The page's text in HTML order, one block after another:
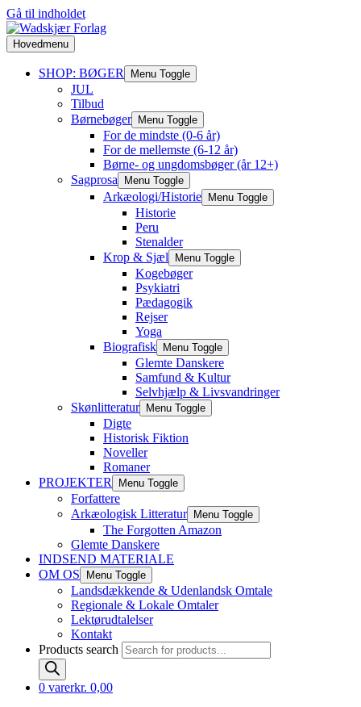
Gå til indholdet
Hovedmenu
SHOP: BØGER Menu Toggle
JUL
Tilbud
Børnebøger
Menu Toggle
For de mindste (0-6 år)
For de mellemste (6-12 år)
Børne- og ungdomsbøger (år 12+)
Sagprosa
Menu Toggle
Arkæologi/Historie Menu Toggle
Historie
Peru
Stenalder
Krop & Sjæl
Menu Toggle
Kogebøger
Psykiatri
Pædagogik
Rejser
Yoga
Biografisk
Menu Toggle
Glemte Danskere
Samfund & Kultur
Selvhjælp & Livsvandringer
Skønlitteratur
Menu Toggle
Digte
Historisk Fiktion
Noveller
Romaner
PROJEKTER
Menu Toggle
Forfattere
Arkæologisk Litteratur
Menu Toggle
The Forgotten Amazon
Glemte Danskere
INDSEND MATERIALE
OM OS
Menu Toggle
Landsdækkende & Udenlandsk Omtale
Regionale & Lokale Omtaler
Lektørudtalelser
Kontakt
Products search
0 varerkr. 0,00